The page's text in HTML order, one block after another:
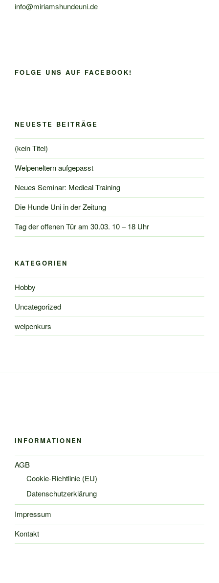
info@miriamshundeuni.de
FOLGE UNS AUF FACEBOOK!
NEUESTE BEITRÄGE
(kein Titel)
Welpeneltern aufgepasst
Neues Seminar: Medical Training
Die Hunde Uni in der Zeitung
Tag der offenen Tür am 30.03. 10 – 18 Uhr
KATEGORIEN
Hobby
Uncategorized
welpenkurs
INFORMATIONEN
AGB
Cookie-Richtlinie (EU)
Datenschutzerklärung
Impressum
Kontakt